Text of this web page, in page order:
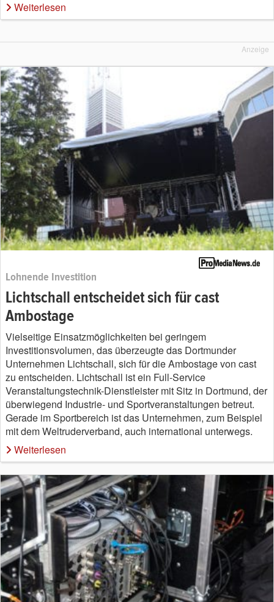
Weiterlesen
Anzeige
Lohnende Investition
Lichtschall entscheidet sich für cast
Ambostage
Vielseitige Einsatzmöglichkeiten bei geringem
Investitionsvolumen, das überzeugte das Dortmunder
Unternehmen Lichtschall, sich für die Ambostage von cast
zu entscheiden. Lichtschall ist ein Full-Service
Veranstaltungstechnik-Dienstleister mit Sitz in Dortmund, der
überwiegend Industrie- und Sportveranstaltungen betreut.
Gerade im Sportbereich ist das Unternehmen, zum Beispiel
mit dem Weltruderverband, auch international unterwegs.
Weiterlesen